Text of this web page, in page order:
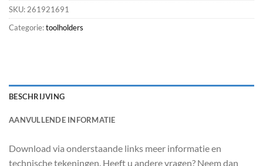
SKU:261921691
Categorie:toolholders
BESCHRIJVING
AANVULLENDE INFORMATIE
Download via onderstaande links meer informatie en
technische tekeningen. Heeft u andere vragen? Neem dan